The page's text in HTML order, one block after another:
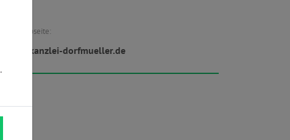
Webseite:
www.kanzlei-dorfmueller.de
.